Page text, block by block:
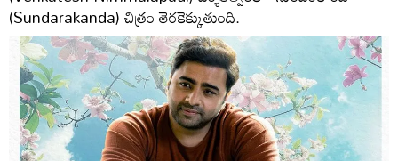
(Sundarakanda) చిత్రం తెరకెక్కుతుంది.